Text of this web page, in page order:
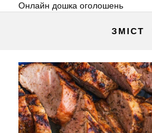
Онлайн дошка оголошень
ЗМІСТ